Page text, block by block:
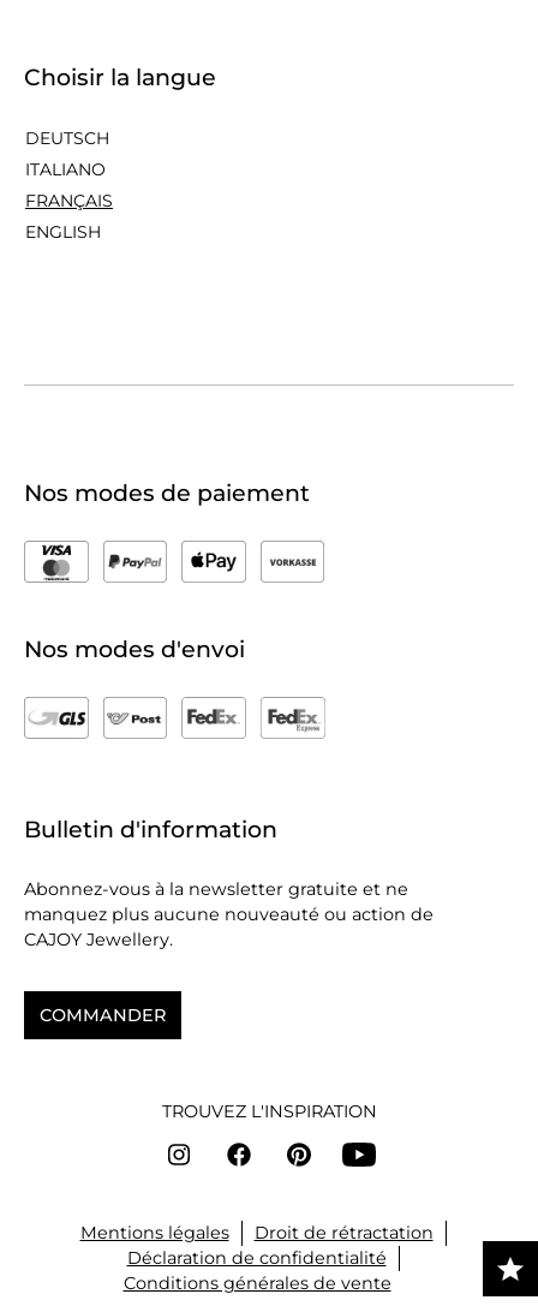
Choisir la langue
DEUTSCH
ITALIANO
FRANÇAIS
ENGLISH
Nos modes de paiement
Nos modes d'envoi
Bulletin d'information
Abonnez-vous à la newsletter gratuite et ne
manquez plus aucune nouveauté ou action de
CAJOY Jewellery.
COMMANDER
TROUVEZ L'INSPIRATION
Mentions légales
Droit de rétractation
Déclaration de confidentialité
Conditions générales de vente